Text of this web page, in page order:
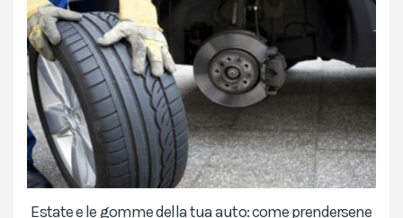
Estate e le gomme della tua auto: come prendersene